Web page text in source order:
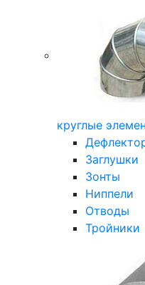
круглые
Заглушки
Зонты
Ниппели
Отводы
Тройники